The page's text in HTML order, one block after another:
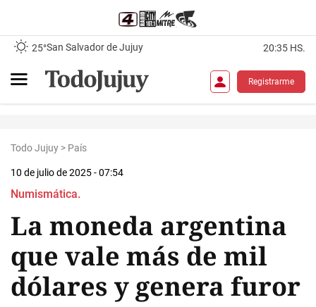
25°San Salvador de Jujuy 20:35 HS.
Registrarme
Todo Jujuy > País
10 de julio de 2025 - 07:54
Numismática.
La moneda argentina
que vale más de mil
dólares y genera furor